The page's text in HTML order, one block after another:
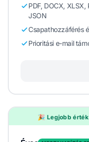
PDF, DOCX, XLSX,
JSON
Csapathozzáférés
Prioritási e-mail
🎉 Legjobb